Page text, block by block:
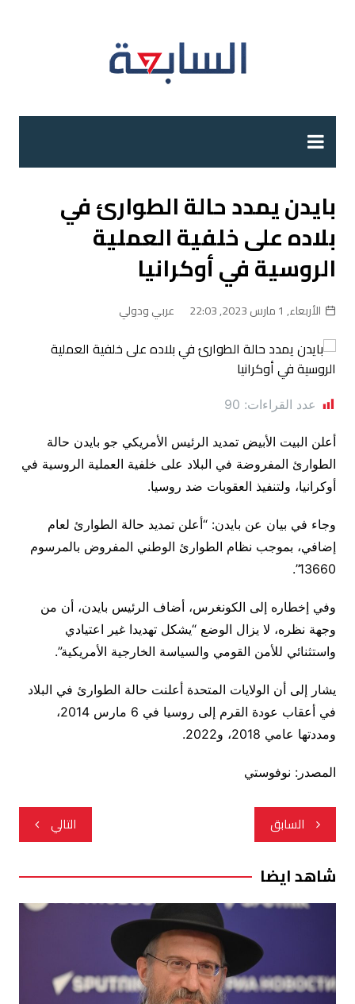
بايدن يمدد حالة الطوارئ في
بلاده على خلفية العملية
الروسية في أوكرانيا
الأربعاء, 1 مارس 2023, 22:03 عربي ودولي
عدد القراءات: 90
أعلن البيت الأبيض تمديد الرئيس الأمريكي جو بايدن حالة
الطوارئ المفروضة في البلاد على خلفية العملية الروسية في
أوكرانيا، ولتنفيذ العقوبات ضد روسيا.
وجاء في بيان عن بايدن: “أعلن تمديد حالة الطوارئ لعام
إضافي، بموجب نظام الطوارئ الوطني المفروض بالمرسوم
13660”.
وفي إخطاره إلى الكونغرس، أضاف الرئيس بايدن، أن من
وجهة نظره، لا يزال الوضع “يشكل تهديدا غير اعتيادي
واستثنائي للأمن القومي والسياسة الخارجية الأمريكية”.
يشار إلى أن الولايات المتحدة أعلنت حالة الطوارئ في البلاد
في أعقاب عودة القرم إلى روسيا في 6 مارس 2014،
ومددتها عامي 2018، و2022.
المصدر: نوفوستي
تصفّح
المقالات
السابق التالي
شاهد ايضا